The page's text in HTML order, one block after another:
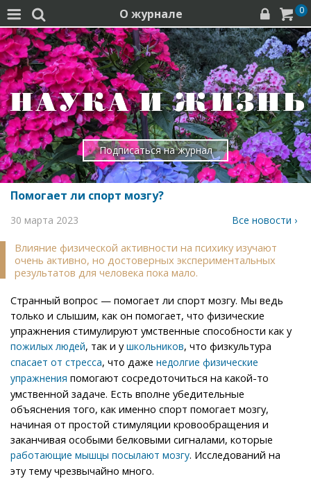
  О журнале   0
Подписаться на журнал
Помогает ли спорт мозгу?
30 марта 2023 Все новости ›
Влияние физической активности на психику изучают
очень активно, но достоверных экспериментальных
результатов для человека пока мало.
Странный вопрос — помогает ли спорт мозгу. Мы ведь
только и слышим, как он помогает, что физические
упражнения стимулируют умственные способности как у
пожилых людей, так и ушкольников, что физкультура
спасает от стресса, что даже недолгие физические
упражнения помогают сосредоточиться на какой-то
умственной задаче. Есть вполне убедительные
объяснения того, как именно спорт помогает мозгу,
начиная от простой стимуляции кровообращения и
заканчивая особыми белковыми сигналами, которые
работающие мышцы посылают мозгу. Исследований на
эту тему чрезвычайно много.